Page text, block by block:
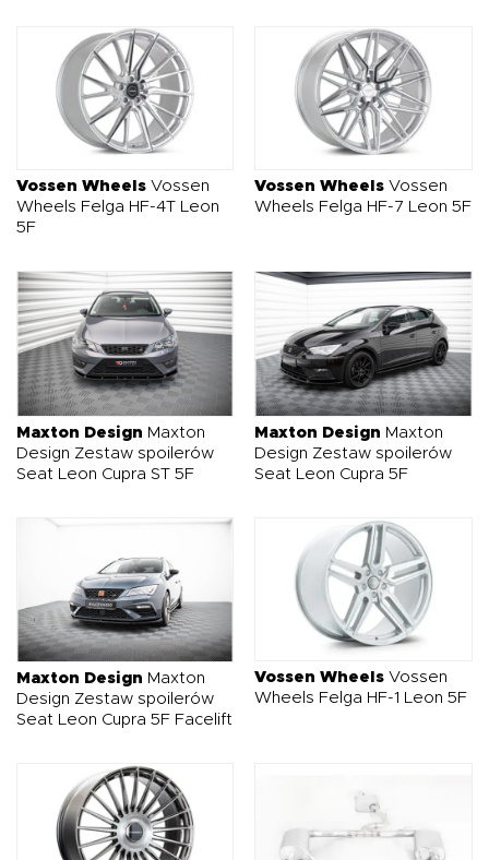
Vossen Wheels Vossen
Wheels Felga HF-4T Leon
5F
Vossen Wheels Vossen
Wheels Felga HF-7 Leon 5F
Maxton Design Maxton
Design Zestaw spoilerów
Seat Leon Cupra ST 5F
Maxton Design Maxton
Design Zestaw spoilerów
Seat Leon Cupra 5F
Maxton Design Maxton
Design Zestaw spoilerów
Seat Leon Cupra 5F Facelift
Vossen Wheels Vossen
Wheels Felga HF-1 Leon 5F